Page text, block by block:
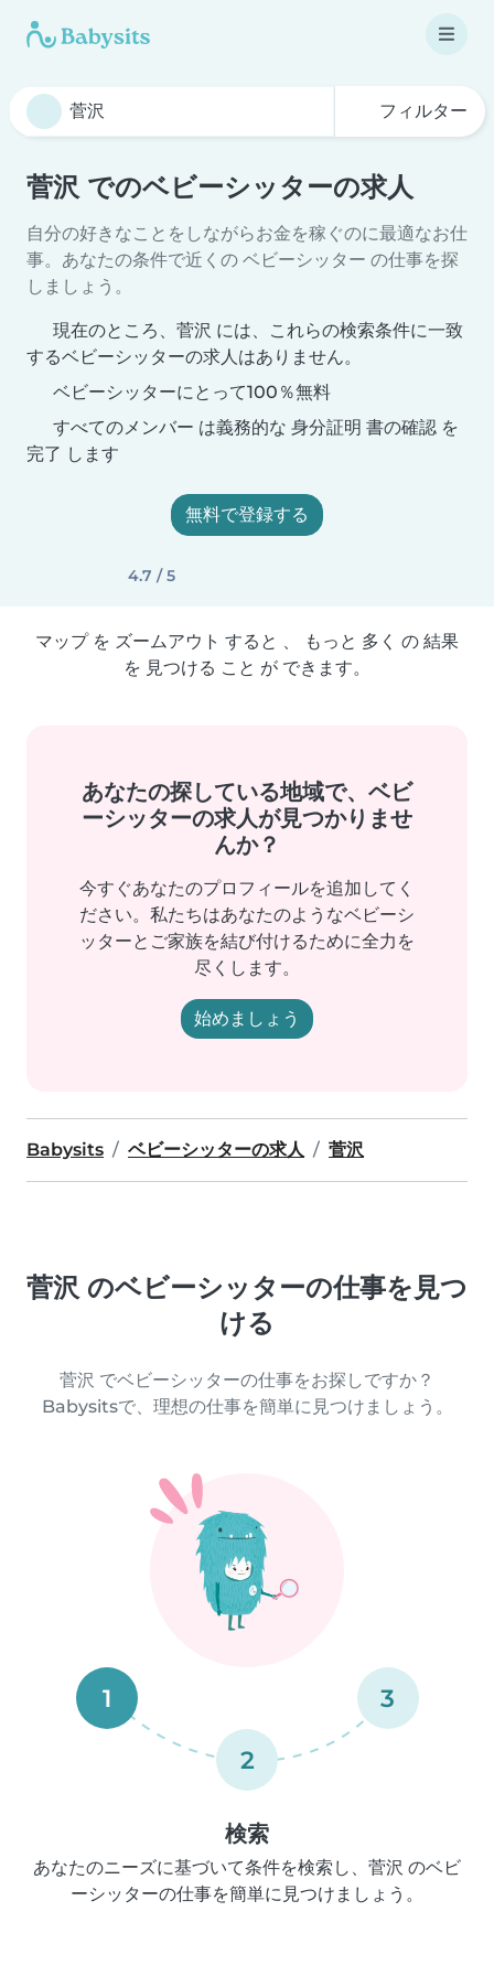
フィルター
菅沢 でのベビーシッターの求人
自分の好きなことをしながらお金を稼ぐのに最適なお仕
事。あなたの条件で近くの ベビーシッター の仕事を探
しましょう。
現在のところ、菅沢 には、これらの検索条件に一致
するベビーシッターの求人はありません。
ベビーシッターにとって100％無料
すべてのメンバー は義務的な 身分証明 書の確認 を
完了 します
無料で登録する
4.7 / 5
マップ を ズームアウト すると 、 もっと 多く の 結果
を 見つける こと が できます。
あなたの探している地域で、ベビ
ーシッターの求人が見つかりませ
んか？
今すぐあなたのプロフィールを追加してく
ださい。私たちはあなたのようなベビーシ
ッターとご家族を結び付けるために全力を
尽くします。
始めましょう
Babysits ベビーシッターの求人 菅沢
菅沢 のベビーシッターの仕事を見つ
ける
菅沢 でベビーシッターの仕事をお探しですか？
Babysitsで、理想の仕事を簡単に見つけましょう。
1
2
3
検索
あなたのニーズに基づいて条件を検索し、菅沢 のベビ
ーシッターの仕事を簡単に見つけましょう。